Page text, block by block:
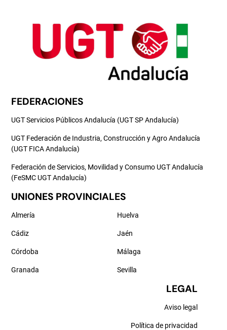
FEDERACIONES
UGT Servicios Públicos Andalucía (UGT SP Andalucía)
UGT Federación de Industria, Construcción y Agro Andalucía
(UGT FICA Andalucía)
Federación de Servicios, Movilidad y Consumo UGT Andalucía
(FeSMC UGT Andalucía)
UNIONES PROVINCIALES
Almería
Cádiz
Córdoba
Granada
Huelva
Jaén
Málaga
Sevilla
LEGAL
Aviso legal
Política de privacidad